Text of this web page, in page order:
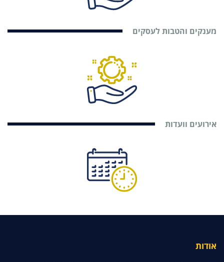
מענקים והטבות לעסקים
אירועים וועדות
אודות